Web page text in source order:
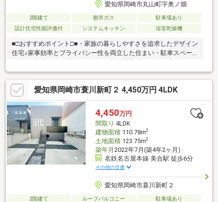
愛知県岡崎市丸山町字奥ノ畑
2階建て 都市ガス
駐車場あり
設計住宅性能評価付
システムキッチン 浴室乾燥機
■□おすすめポイント□■・家族の暮らしやすさを追求したデザイン
住宅♪家事効率とプライバシー性を両立した住まい・駐車スペース
な外観デザイン！窓を抑えた正面デザインにより、プライバシー
性とデザイン性を両立・天然芝の庭を採用し、お子様が裸足で遊
べる心地よい屋外空間・リビングとつながるウッドデッキを設
置。室内からお子様を見守ることができます！・外からの視線を
遮る設計で、カーテンを開けたままでも過ごしやすい住環境・
広々とした玄関スペースを確保。ベビーカーや自転車の収納にも
便利です。
愛知県岡崎市蓑川新町２ 4,450万円 4LDK
4,450万円
間取り 4LDK
建物面積110.78m2
土地面積123.75m2
築年月 2022年7月(築4年2ヶ月)
名鉄名古屋本線 美合駅 徒歩6分
その他の交通
愛知県岡崎市蓑川新町２
2階建て ルーフバルコニー 駐車場あり